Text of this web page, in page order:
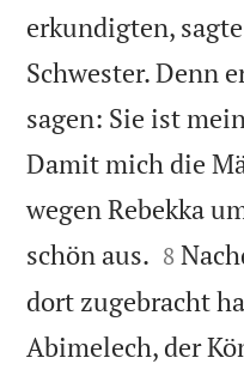
erkundigten,
Schwester. Denn
sagen: Sie ist
Damit mich die
wegen Rebekka
schön aus. 

8
dort zugebracht
Abimelech, der